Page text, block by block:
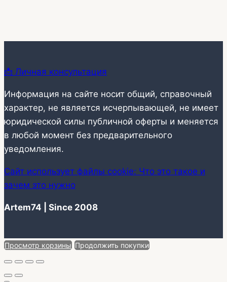
📩 Личная консультация
Информация на сайте носит общий, справочный
характер, не является исчерпывающей, не имеет
юридической силы публичной оферты и меняется
в любой момент без предварительного
уведомления.
Сайт использует файлы cookie: Что это такое и
зачем это нужно
Artem74 | Since 2008
Просмотр корзины Продолжить покупки